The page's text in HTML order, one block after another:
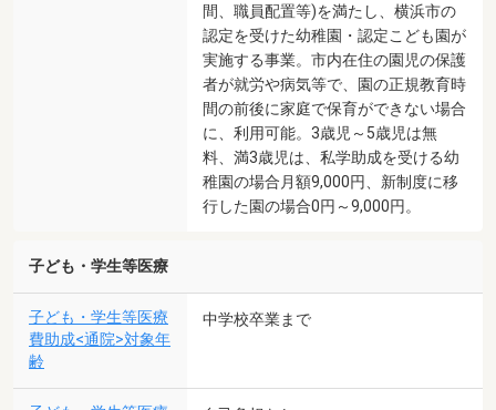
間、職員配置等)を満たし、横浜市の
認定を受けた幼稚園・認定こども園が
実施する事業。市内在住の園児の保護
者が就労や病気等で、園の正規教育時
間の前後に家庭で保育ができない場合
に、利用可能。3歳児～5歳児は無
料、満3歳児は、私学助成を受ける幼
稚園の場合月額9,000円、新制度に移
行した園の場合0円～9,000円。
子ども・学生等医療
子ども・学生等医療
費助成<通院>対象年
齢
中学校卒業まで